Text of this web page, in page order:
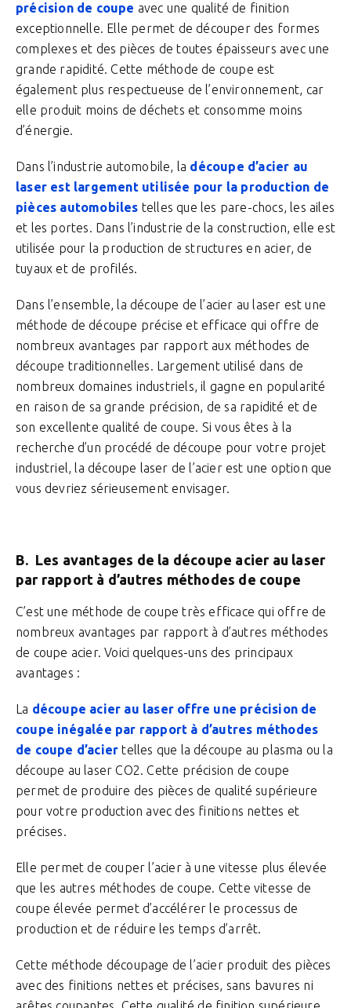
précision de coupe avec une qualité de finition
exceptionnelle. Elle permet de découper des formes
complexes et des pièces de toutes épaisseurs avec une
grande rapidité. Cette méthode de coupe est
également plus respectueuse de l’environnement, car
elle produit moins de déchets et consomme moins
d’énergie.
Dans l’industrie automobile, la découpe d’acier au
laser est largement utilisée pour la production de
pièces automobiles telles que les pare-chocs, les ailes
et les portes. Dans l’industrie de la construction, elle est
utilisée pour la production de structures en acier, de
tuyaux et de profilés.
Dans l’ensemble, la découpe de l’acier au laser est une
méthode de découpe précise et efficace qui offre de
nombreux avantages par rapport aux méthodes de
découpe traditionnelles. Largement utilisé dans de
nombreux domaines industriels, il gagne en popularité
en raison de sa grande précision, de sa rapidité et de
son excellente qualité de coupe. Si vous êtes à la
recherche d’un procédé de découpe pour votre projet
industriel, la découpe laser de l’acier est une option que
vous devriez sérieusement envisager.
B. Les avantages de la découpe acier au laser
par rapport à d’autres méthodes de coupe
C’est une méthode de coupe très efficace qui offre de
nombreux avantages par rapport à d’autres méthodes
de coupe acier. Voici quelques-uns des principaux
avantages :
La découpe acier au laser offre une précision de
coupe inégalée par rapport à d’autres méthodes
de coupe d’acier telles que la découpe au plasma ou la
découpe au laser CO2. Cette précision de coupe
permet de produire des pièces de qualité supérieure
pour votre production avec des finitions nettes et
précises.
Elle permet de couper l’acier à une vitesse plus élevée
que les autres méthodes de coupe. Cette vitesse de
coupe élevée permet d’accélérer le processus de
production et de réduire les temps d’arrêt.
Cette méthode découpage de l’acier produit des pièces
avec des finitions nettes et précises, sans bavures ni